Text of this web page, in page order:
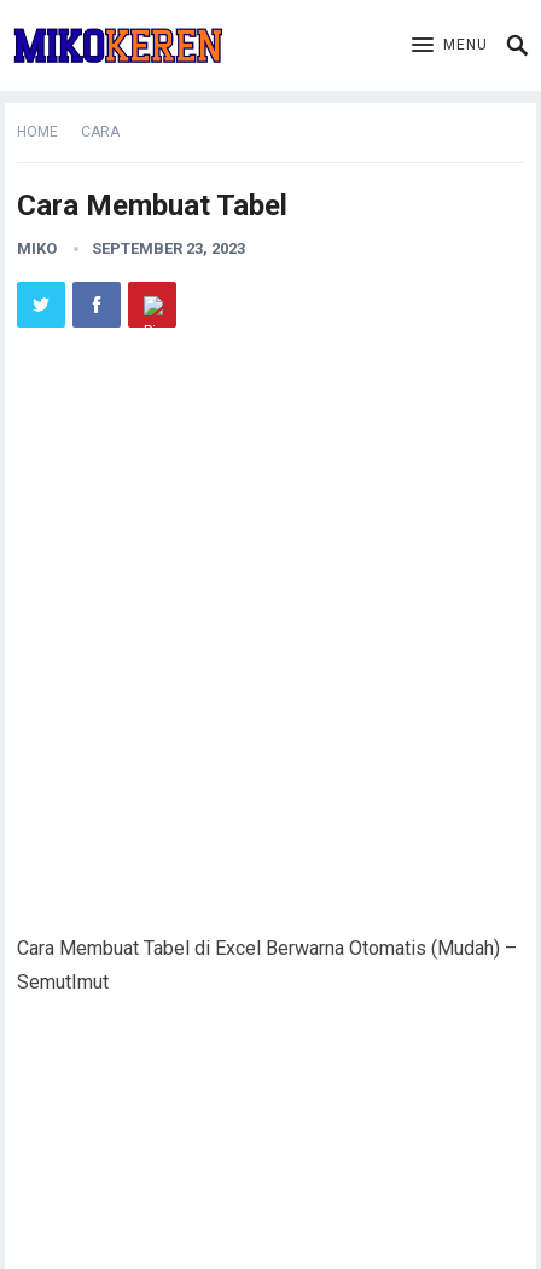
MENU
HOME CARA
Cara Membuat Tabel
MIKO SEPTEMBER 23, 2023
Cara Membuat Tabel di Excel Berwarna Otomatis (Mudah) –
SemutImut